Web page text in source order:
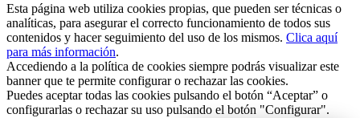
Esta página web utiliza cookies propias, que pueden ser técnicas o
analíticas, para asegurar el correcto funcionamiento de todos sus
contenidos y hacer seguimiento del uso de los mismos. Clica aquí
para más información.
Accediendo a la política de cookies siempre podrás visualizar este
banner que te permite configurar o rechazar las cookies.
Puedes aceptar todas las cookies pulsando el botón “Aceptar” o
configurarlas o rechazar su uso pulsando el botón "Configurar".